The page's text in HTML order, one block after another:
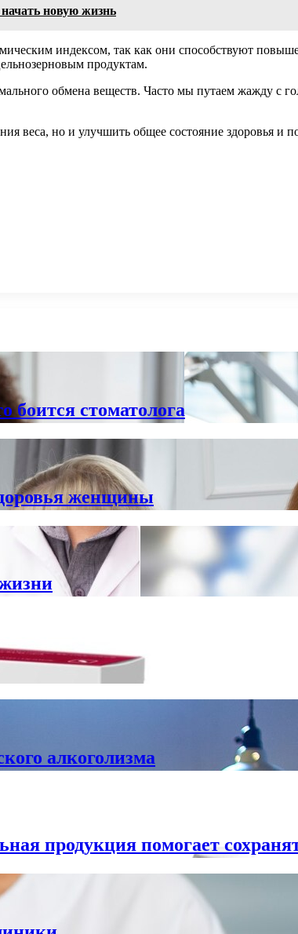
новую жизнь
индексом, так как они способствуют
продуктам.
обмена веществ. Часто мы путаем жажду с
веса, но и улучшить общее состояние здоровья и
боится стоматолога
женщины
алкоголизма
продукция помогает